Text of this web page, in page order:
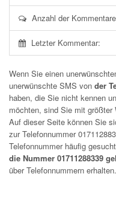
Anzahl der
Letzter Kommentar:
Wenn Sie einen
unerwünschte SMS von der
haben, die Sie nicht kennen
möchten, sind Sie mit
Auf dieser Seite können Sie
zur Telefonnummer
Telefonnummer häufig
die Nummer 01711288339
über Telefonnummern erhalten.